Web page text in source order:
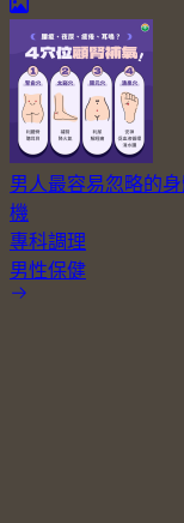
男人最容易忽略的
機
專科調理
男性保健